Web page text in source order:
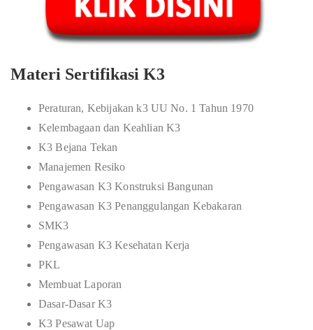
Materi Sertifikasi K3
Peraturan, Kebijakan k3 UU No. 1 Tahun 1970
Kelembagaan dan Keahlian K3
K3 Bejana Tekan
Manajemen Resiko
Pengawasan K3 Konstruksi Bangunan
Pengawasan K3 Penanggulangan Kebakaran
SMK3
Pengawasan K3 Kesehatan Kerja
PKL
Membuat Laporan
Dasar-Dasar K3
K3 Pesawat Uap